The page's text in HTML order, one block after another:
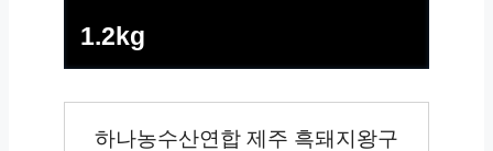
1.2kg
하나농수산연합 제주 흑돼지왕구